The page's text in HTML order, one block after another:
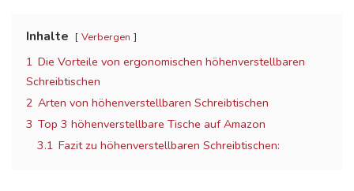
Inhalte Verbergen
1 Die Vorteile von ergonomischen höhenverstellbaren
Schreibtischen
2 Arten von höhenverstellbaren Schreibtischen
3 Top 3 höhenverstellbare Tische auf Amazon
3.1 Fazit zu höhenverstellbaren Schreibtischen: